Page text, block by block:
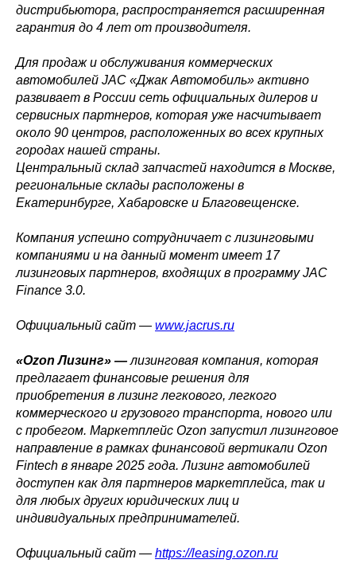
дистрибьютора, распространяется расширенная
гарантия до 4 лет от производителя.
Для продаж и обслуживания коммерческих
автомобилей JAC «Джак Автомобиль» активно
развивает в России сеть официальных дилеров и
сервисных партнеров, которая уже насчитывает
около 90 центров, расположенных во всех крупных
городах нашей страны.
Центральный склад запчастей находится в Москве,
региональные склады расположены в
Екатеринбурге, Хабаровске и Благовещенске.
Компания успешно сотрудничает с лизинговыми
компаниями и на данный момент имеет 17
лизинговых партнеров, входящих в программу JAC
Finance 3.0.
Официальный сайт — www.jacrus.ru
«Ozon Лизинг» — лизинговая компания, которая
предлагает финансовые решения для
приобретения в лизинг легкового, легкого
коммерческого и грузового транспорта, нового или
с пробегом. Маркетплейс Ozon запустил лизинговое
направление в рамках финансовой вертикали Ozon
Fintech в январе 2025 года. Лизинг автомобилей
доступен как для партнеров маркетплейса, так и
для любых других юридических лиц и
индивидуальных предпринимателей.
Официальный сайт — https://leasing.ozon.ru